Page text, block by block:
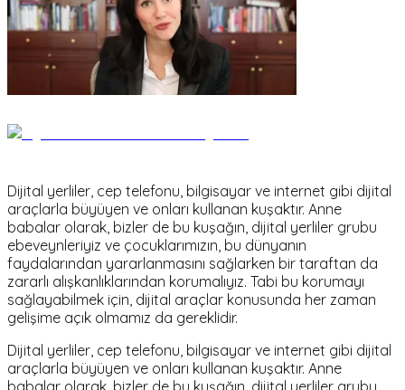
Dijital yerliler, cep telefonu, bilgisayar ve internet gibi dijital
araçlarla büyüyen ve onları kullanan kuşaktır. Anne
babalar olarak, bizler de bu kuşağın, dijital yerliler grubu
ebeveynleriyiz ve çocuklarımızın, bu dünyanın
faydalarından yararlanmasını sağlarken bir taraftan da
zararlı alışkanlıklarından korumalıyız. Tabi bu korumayı
sağlayabilmek için, dijital araçlar konusunda her zaman
gelişime açık olmamız da gereklidir.
Dijital yerliler, cep telefonu, bilgisayar ve internet gibi dijital
araçlarla büyüyen ve onları kullanan kuşaktır. Anne
babalar olarak, bizler de bu kuşağın, dijital yerliler grubu